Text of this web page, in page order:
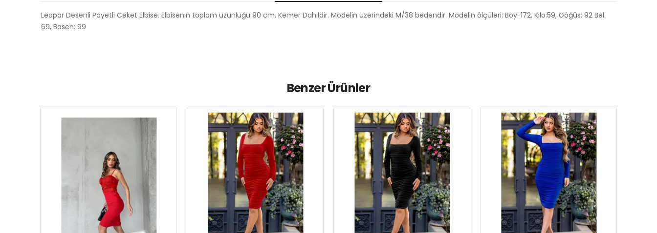
Leopar Desenli Payetli Ceket Elbise. Elbisenin toplam uzunluğu 90 cm. Kemer Dahildir. Modelin üzerindeki M/38 bedendir. Modelin ölçüleri: Boy: 172, Kilo:59, Göğüs: 92 Bel:
69, Basen: 99
Benzer Ürünler